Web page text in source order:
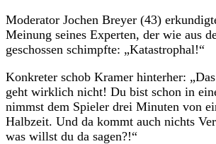
Moderator Jochen Breyer (43)
Meinung seines Experten, der wie aus
geschossen schimpfte: „Katastrophal!“
Konkreter schob Kramer hinterher:
geht wirklich nicht! Du bist schon in
nimmst dem Spieler drei Minuten von
Halbzeit. Und da kommt auch nichts
was willst du da sagen?!“